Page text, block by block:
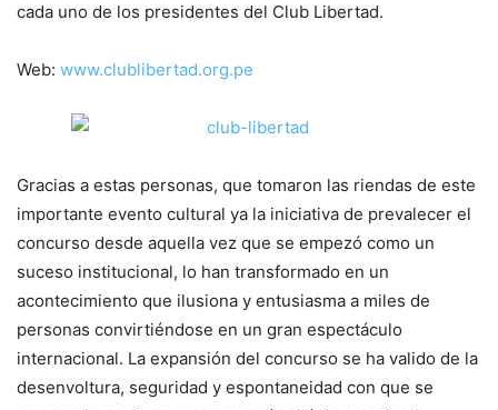
cada uno de los presidentes del Club Libertad.
Web: www.clublibertad.org.pe
Gracias a estas personas, que tomaron las riendas de este
importante evento cultural ya la iniciativa de prevalecer el
concurso desde aquella vez que se empezó como un
suceso institucional, lo han transformado en un
acontecimiento que ilusiona y entusiasma a miles de
personas convirtiéndose en un gran espectáculo
internacional. La expansión del concurso se ha valido de la
desenvoltura, seguridad y espontaneidad con que se